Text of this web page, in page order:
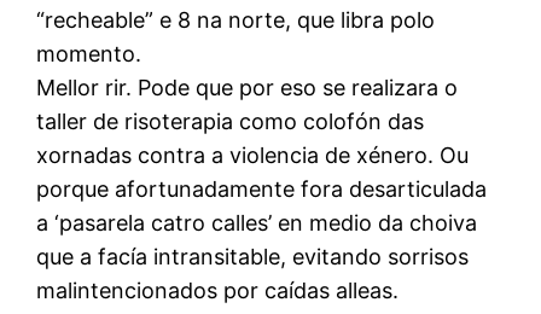
“recheable” e 8 na norte, que libra polo
momento.
Mellor rir. Pode que por eso se realizara o
taller de risoterapia como colofón das
xornadas contra a violencia de xénero. Ou
porque afortunadamente fora desarticulada
a ‘pasarela catro calles’ en medio da choiva
que a facía intransitable, evitando sorrisos
malintencionados por caídas alleas.